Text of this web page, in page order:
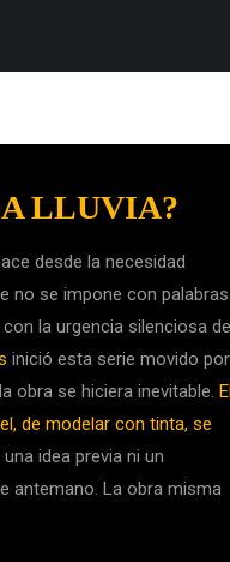
LLUVIA?
desde la necesidad
no se impone con palabras
la urgencia silenciosa
inició esta serie movido por
obra se hiciera inevitable.
de modelar con tinta, se
idea previa ni un
antemano. La obra misma